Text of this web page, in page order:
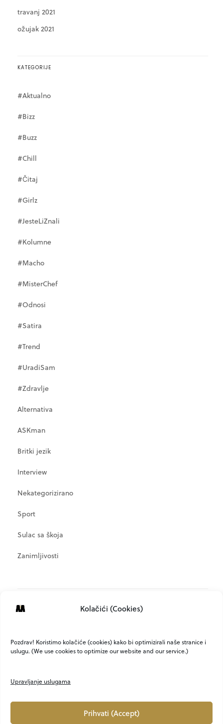
Kolačići (Cookies)
Pozdrav! Koristimo kolačiće (cookies) kako bi optimizirali naše stranice i
uslugu. (We use cookies to optimize our website and our service.)
Upravljanje uslugama
Prihvati (Accept)
travanj 2021
ožujak 2021
KATEGORIJE
#Aktualno
#Bizz
#Buzz
#Chill
#Čitaj
#Girlz
#JesteLiZnali
#Kolumne
#Macho
#MisterChef
#Odnosi
#Satira
#Trend
#UradiSam
#Zdravlje
Alternativa
ASKman
Britki jezik
Interview
Nekategorizirano
Sport
Sulac sa škoja
Zanimljivosti
Kanal objava
Kanal komentara